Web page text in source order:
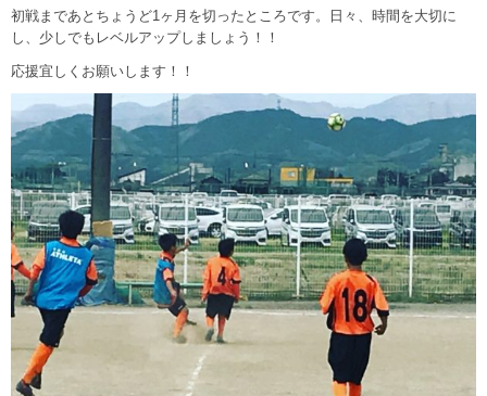
初戦まであとちょうど1ヶ月を切ったところです。日々、時間を大切に
し、少しでもレベルアップしましょう！！
応援宜しくお願いします！！